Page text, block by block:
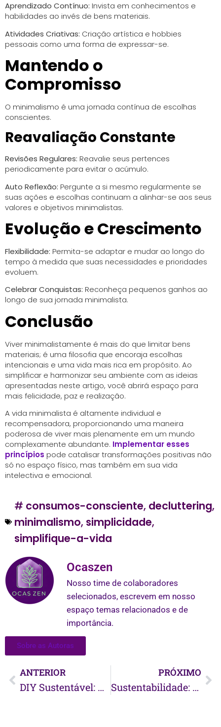
Aprendizado Contínuo: Invista em conhecimentos e
habilidades ao invés de bens materiais.
Atividades Criativas: Criação artística e hobbies
pessoais como uma forma de expressar-se.
Mantendo o
Compromisso
O minimalismo é uma jornada contínua de escolhas
conscientes.
Reavaliação Constante
Revisões Regulares: Reavalie seus pertences
periodicamente para evitar o acúmulo.
Auto Reflexão: Pergunte a si mesmo regularmente se
suas ações e escolhas continuam a alinhar-se aos seus
valores e objetivos minimalistas.
Evolução e Crescimento
Flexibilidade: Permita-se adaptar e mudar ao longo do
tempo à medida que suas necessidades e prioridades
evoluem.
Celebrar Conquistas: Reconheça pequenos ganhos ao
longo de sua jornada minimalista.
Conclusão
Viver minimalistamente é mais do que limitar bens
materiais; é uma filosofia que encoraja escolhas
intencionais e uma vida mais rica em propósito. Ao
simplificar e harmonizar seu ambiente com as ideias
apresentadas neste artigo, você abrirá espaço para
mais felicidade, paz e realização.
A vida minimalista é altamente individual e
recompensadora, proporcionando uma maneira
poderosa de viver mais plenamente em um mundo
complexamente abundante. Implementar esses
princípios pode catalisar transformações positivas não
só no espaço físico, mas também em sua vida
intelectiva e emocional.
# consumos-consciente, decluttering,
minimalismo, simplicidade,
simplifique-a-vida
Ocaszen
Nosso time de colaboradores
selecionados, escrevem em nosso
espaço temas relacionados e de
importância.
Sobre as Autoras
ANTERIOR
DIY Sustentável: Projetos de Decoração Eco-Amigáveis
PRÓXIMO
Sustentabilidade: Legado que Deixaremos às Futuras Gerações